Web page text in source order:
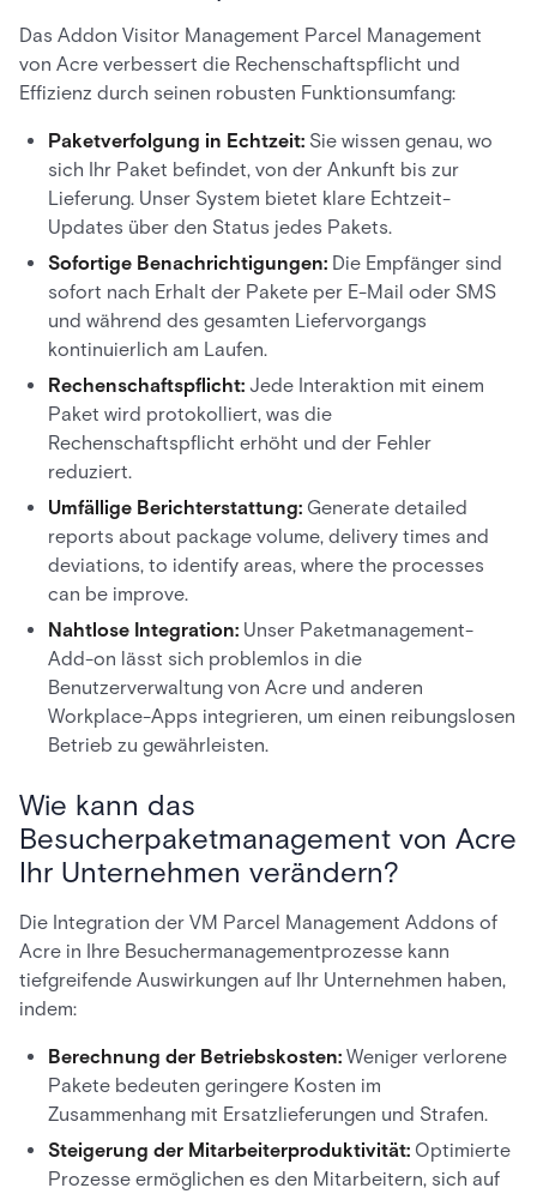
Das Addon Visitor Management Parcel Management
von Acre verbessert die Rechenschaftspflicht und
Effizienz durch seinen robusten Funktionsumfang:
Paketverfolgung in Echtzeit: Sie wissen genau, wo
sich Ihr Paket befindet, von der Ankunft bis zur
Lieferung. Unser System bietet klare Echtzeit-
Updates über den Status jedes Pakets.
Sofortige Benachrichtigungen: Die Empfänger sind
sofort nach Erhalt der Pakete per E-Mail oder SMS
und während des gesamten Liefervorgangs
kontinuierlich am Laufen.
Rechenschaftspflicht: Jede Interaktion mit einem
Paket wird protokolliert, was die
Rechenschaftspflicht erhöht und der Fehler
reduziert.
Umfällige Berichterstattung: Generate detailed
reports about package volume, delivery times and
deviations, to identify areas, where the processes
can be improve.
Nahtlose Integration: Unser Paketmanagement-
Add-on lässt sich problemlos in die
Benutzerverwaltung von Acre und anderen
Workplace-Apps integrieren, um einen reibungslosen
Betrieb zu gewährleisten.
Wie kann das
Besucherpaketmanagement von Acre
Ihr Unternehmen verändern?
Die Integration der VM Parcel Management Addons of
Acre in Ihre Besuchermanagementprozesse kann
tiefgreifende Auswirkungen auf Ihr Unternehmen haben,
indem:
Berechnung der Betriebskosten: Weniger verlorene
Pakete bedeuten geringere Kosten im
Zusammenhang mit Ersatzlieferungen und Strafen.
Steigerung der Mitarbeiterproduktivität: Optimierte
Prozesse ermöglichen es den Mitarbeitern, sich auf